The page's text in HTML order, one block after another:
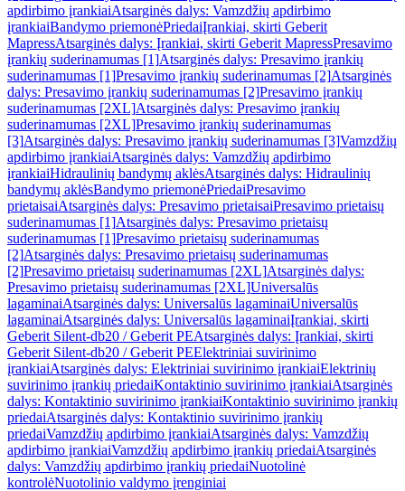
apdirbimo įrankiaiAtsarginės dalys: Vamzdžių apdirbimo
įrankiaiBandymo priemonėPriedaiĮrankiai, skirti Geberit
MapressAtsarginės dalys: Įrankiai, skirti Geberit MapressPresavimo
įrankių suderinamumas [1]Atsarginės dalys: Presavimo įrankių
suderinamumas [1]Presavimo įrankių suderinamumas [2]Atsarginės
dalys: Presavimo įrankių suderinamumas [2]Presavimo įrankių
suderinamumas [2XL]Atsarginės dalys: Presavimo įrankių
suderinamumas [2XL]Presavimo įrankių suderinamumas
[3]Atsarginės dalys: Presavimo įrankių suderinamumas [3]Vamzdžių
apdirbimo įrankiaiAtsarginės dalys: Vamzdžių apdirbimo
įrankiaiHidraulinių bandymų aklėsAtsarginės dalys: Hidraulinių
bandymų aklėsBandymo priemonėPriedaiPresavimo
prietaisaiAtsarginės dalys: Presavimo prietaisaiPresavimo prietaisų
suderinamumas [1]Atsarginės dalys: Presavimo prietaisų
suderinamumas [1]Presavimo prietaisų suderinamumas
[2]Atsarginės dalys: Presavimo prietaisų suderinamumas
[2]Presavimo prietaisų suderinamumas [2XL]Atsarginės dalys:
Presavimo prietaisų suderinamumas [2XL]Universalūs
lagaminaiAtsarginės dalys: Universalūs lagaminaiUniversalūs
lagaminaiAtsarginės dalys: Universalūs lagaminaiĮrankiai, skirti
Geberit Silent-db20 / Geberit PEAtsarginės dalys: Įrankiai, skirti
Geberit Silent-db20 / Geberit PEElektriniai suvirinimo
įrankiaiAtsarginės dalys: Elektriniai suvirinimo įrankiaiElektrinių
suvirinimo įrankių priedaiKontaktinio suvirinimo įrankiaiAtsarginės
dalys: Kontaktinio suvirinimo įrankiaiKontaktinio suvirinimo įrankių
priedaiAtsarginės dalys: Kontaktinio suvirinimo įrankių
priedaiVamzdžių apdirbimo įrankiaiAtsarginės dalys: Vamzdžių
apdirbimo įrankiaiVamzdžių apdirbimo įrankių priedaiAtsarginės
dalys: Vamzdžių apdirbimo įrankių priedaiNuotolinė
kontrolėNuotolinio valdymo įrenginiai